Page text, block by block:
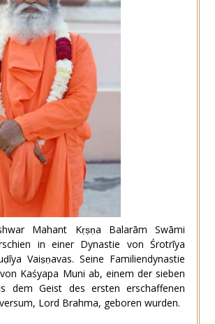
Mahant Kṛṣṇa Balarām Swāmi
in einer Dynastie von Śrotrīya
Vaiṣṇavas. Seine Familiendynastie
Kaśyapa Muni ab, einem der sieben
dem Geist des ersten erschaffenen
Lord Brahma, geboren wurden.